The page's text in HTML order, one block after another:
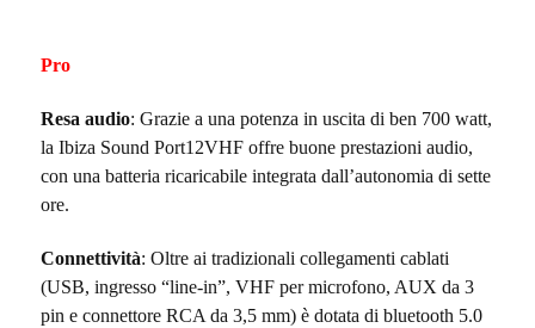
Pro
Resa audio: Grazie a una potenza in uscita di ben 700 watt,
la Ibiza Sound Port12VHF offre buone prestazioni audio,
con una batteria ricaricabile integrata dall’autonomia di sette
ore.
Connettività: Oltre ai tradizionali collegamenti cablati
(USB, ingresso “line-in”, VHF per microfono, AUX da 3
pin e connettore RCA da 3,5 mm) è dotata di bluetooth 5.0